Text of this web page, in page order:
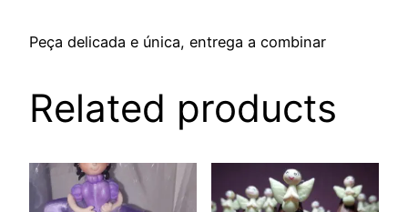
Peça delicada e única, entrega a combinar
Related products